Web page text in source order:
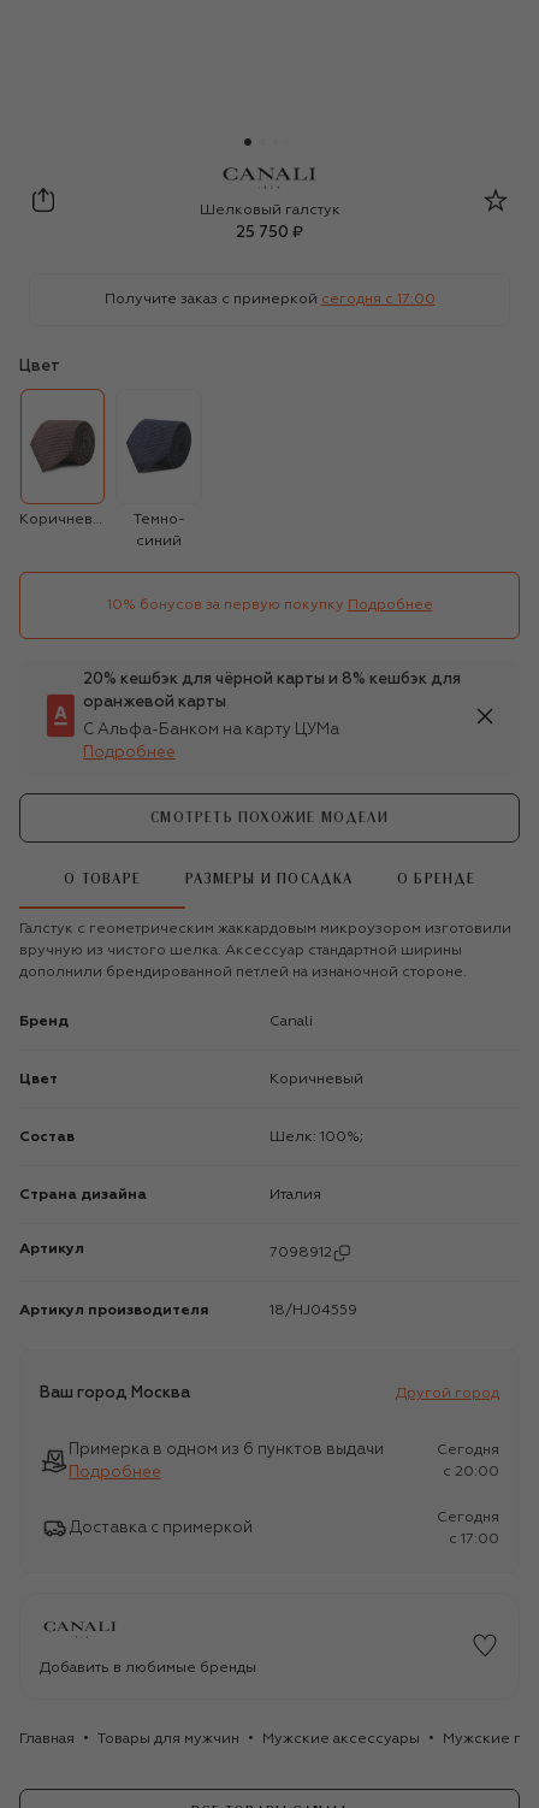
Canali
Шелковый галстук
25 750 ₽
Получите заказ с примеркой сегодня c 17:00
Цвет
Коричневый
Темно-
синий
10% бонусов за первую покупку Подробнее
20% кешбэк для чёрной карты и 8% кешбэк для
оранжевой карты
С Альфа-Банком на карту ЦУМа
Подробнее
СМОТРЕТЬ ПОХОЖИЕ МОДЕЛИ
О ТОВАРЕ РАЗМЕРЫ И ПОСАДКА О БРЕНДЕ
Галстук с геометрическим жаккардовым микроузором изготовили
вручную из чистого шелка. Аксессуар стандартной ширины
дополнили брендированной петлей на изнаночной стороне.
Бренд Canali
Цвет Коричневый
Состав Шелк: 100%;
Страна дизайна Италия
Артикул 7098912
Артикул производителя 18/HJ04559
Ваш город Москва Другой город
Примерка в одном из 6 пунктов выдачи
Подробнее
Сегодня
c 20:00
Доставка с примеркой
Сегодня
c 17:00
Добавить в любимые бренды
Главная Товары для мужчин Мужские аксессуары Мужские